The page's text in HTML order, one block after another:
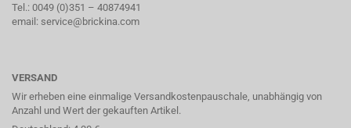
Tel.: 0049 (0)351 – 40874941
email: service@brickina.com
VERSAND
Wir erheben eine einmalige Versandkostenpauschale, unabhängig von
Anzahl und Wert der gekauften Artikel.